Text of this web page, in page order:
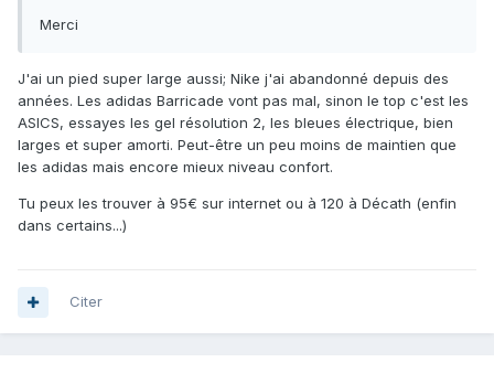
Merci
J'ai un pied super large aussi; Nike j'ai abandonné depuis des
années. Les adidas Barricade vont pas mal, sinon le top c'est les
ASICS, essayes les gel résolution 2, les bleues électrique, bien
larges et super amorti. Peut-être un peu moins de maintien que
les adidas mais encore mieux niveau confort.
Tu peux les trouver à 95€ sur internet ou à 120 à Décath (enfin
dans certains...)
Citer